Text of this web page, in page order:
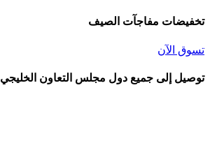
تخفيضات مفاجآت الصيف
تسوق الآن
توصيل إلى جميع دول مجلس التعاون الخليجي